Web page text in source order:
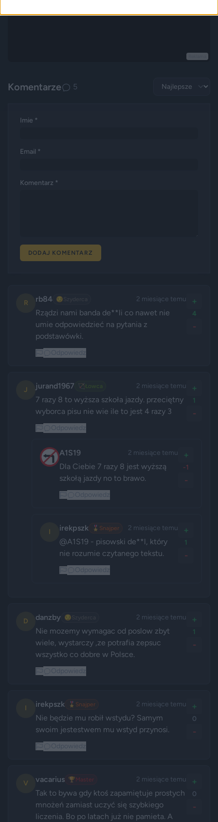
Komentarze 5
Imie *
Email *
Komentarz *
DODAJ KOMENTARZ
R rb84 😏 2 miesiące temu
Rządzi nami banda de**li co nawet nie
umie odpowiedzieć na pytania z
podstawówki.
+
4
-
J jurand1967 🏹 Łowca 2 miesiące temu
7 razy 8 to wyższa szkoła jazdy. przeciętny
wyborca pisu nie wie ile to jest 4 razy 3
+
1
-
A1S19 2 miesiące temu
Dla Ciebie 7 razy 8 jest wyższą
szkołą jazdy no to brawo.
+
-1
-
I irekpszk 🎖️ Snajper 2 miesiące temu
@A1S19 - pisowski de**l, który
nie rozumie czytanego tekstu.
+
1
-
D danzby 😏 2 miesiące temu
Nie mozemy wymagac od poslow zbyt
wiele, wystarczy ,ze potrafia zepsuc
wszystko co dobre w Polsce.
+
1
-
I irekpszk 🎖️ Snajper 2 miesiące temu
Nie będzie mu robił wstydu? Samym
swoim jestestwem mu wstyd przynosi.
+
0
-
V vacarius 🏆Master 2 miesiące temu
Tak to bywa gdy ktoś zapamiętuje prostych
mnożeń zamiast uczyć się szybkiego
liczenia. Bo po latach już nie pamieta. A
+
0
-